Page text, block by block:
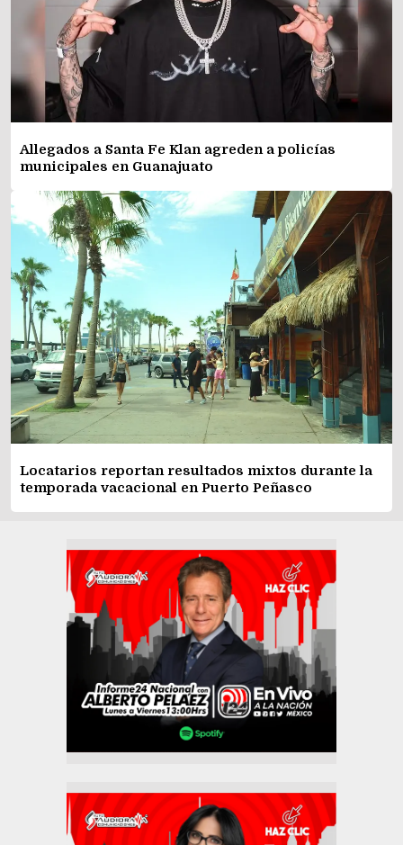
Allegados a Santa Fe Klan agreden a policías
municipales en Guanajuato
Locatarios reportan resultados mixtos durante la
temporada vacacional en Puerto Peñasco